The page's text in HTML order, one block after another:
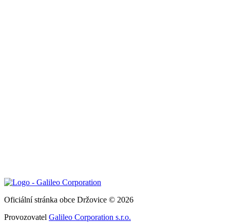
Oficiální stránka obce Držovice © 2026
Provozovatel Galileo Corporation s.r.o.